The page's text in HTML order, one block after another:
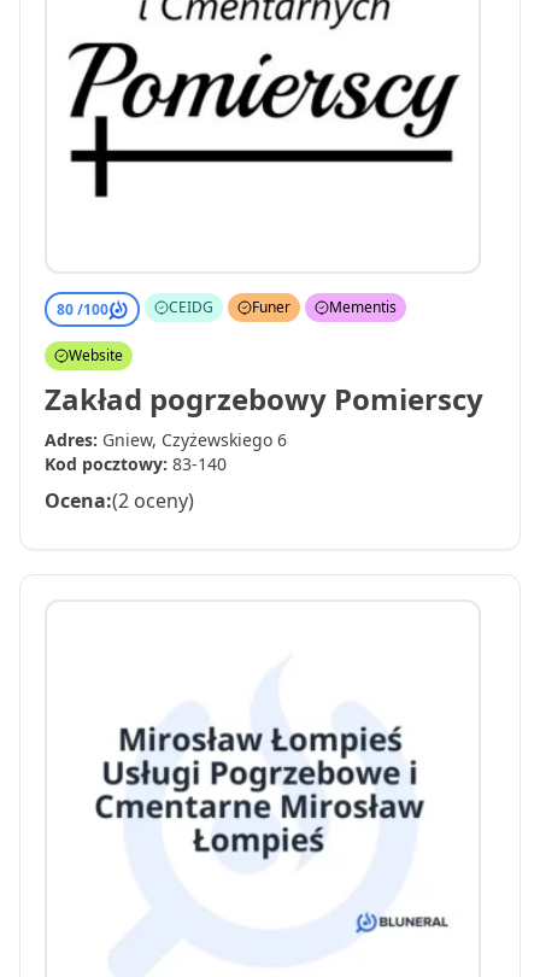
80 /100 CEIDG Funer Mementis
Website
Zakład pogrzebowy Pomierscy
Adres: Gniew, Czyżewskiego 6
Kod pocztowy: 83-140
Ocena:(2 oceny)